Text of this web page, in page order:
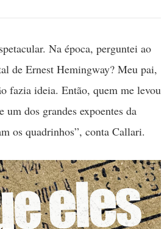
Na época, perguntei ao
de Ernest Hemingway? Meu pai,
fazia ideia. Então, quem me levou
um dos grandes expoentes da
os quadrinhos”, conta Callari.